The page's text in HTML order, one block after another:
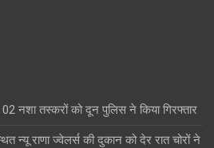
02 नशा तस्करों को दून पुलिस ने किया गिरफ्तार
न्यू राणा ज्वेलर्स की दुकान को देर रात चोरों ने